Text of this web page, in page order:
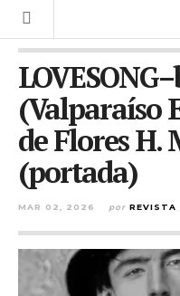
(Valparaíso
de Flores H.
(portada)
MAR 02, 2026 por REVISTA